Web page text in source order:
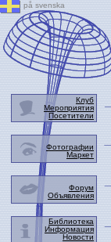
på svenska
Клуб
Мероприятия
Посетители
Фотографии
Маркет
Форум
Объявления
Библиотека
Информация
Новости